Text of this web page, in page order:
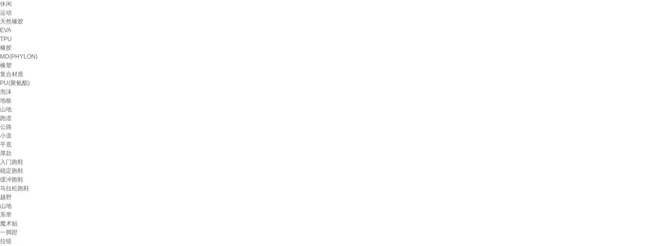
休闲
运动
天然橡胶
EVA
TPU
橡胶
MD(PHYLON)
橡塑
复合材质
PU(聚氨酯)
泡沫
地板
山地
跑道
公路
小道
平底
厚款
入门跑鞋
稳定跑鞋
缓冲跑鞋
马拉松跑鞋
越野
山地
系带
魔术贴
一脚蹬
拉链